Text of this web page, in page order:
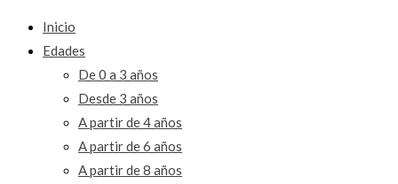
Inicio
Edades
De 0 a 3 años
Desde 3 años
A partir de 4 años
A partir de 6 años
A partir de 8 años